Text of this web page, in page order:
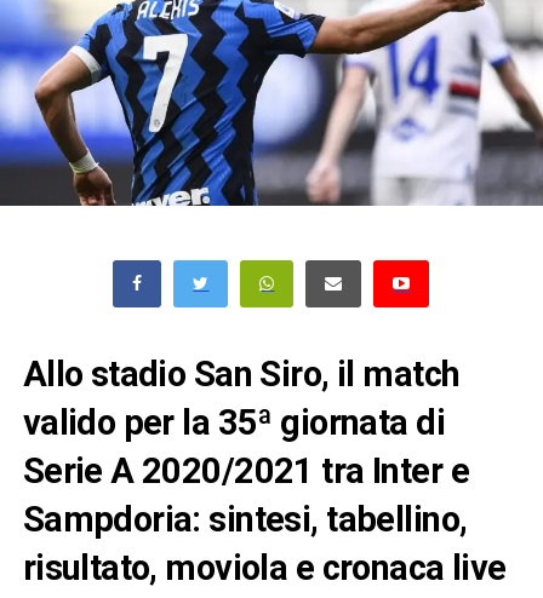
Allo stadio San Siro, il match
valido per la 35ª giornata di
Serie A 2020/2021 tra Inter e
Sampdoria: sintesi, tabellino,
risultato, moviola e cronaca live